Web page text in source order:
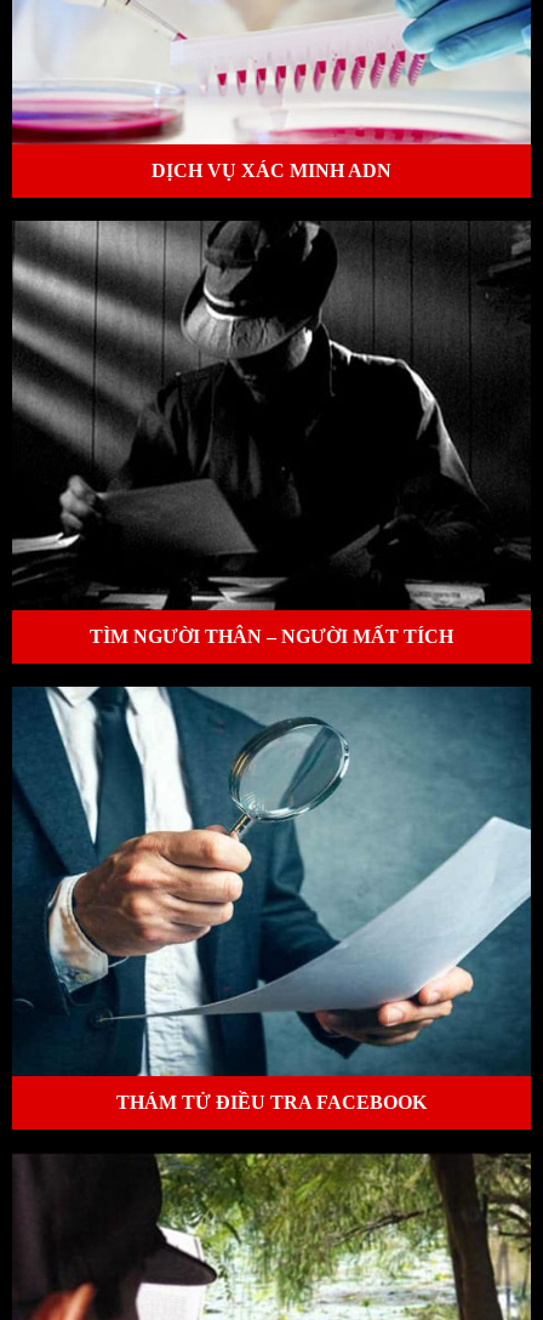
DỊCH VỤ XÁC MINH ADN
TÌM NGƯỜI THÂN – NGƯỜI MẤT TÍCH
THÁM TỬ ĐIỀU TRA FACEBOOK